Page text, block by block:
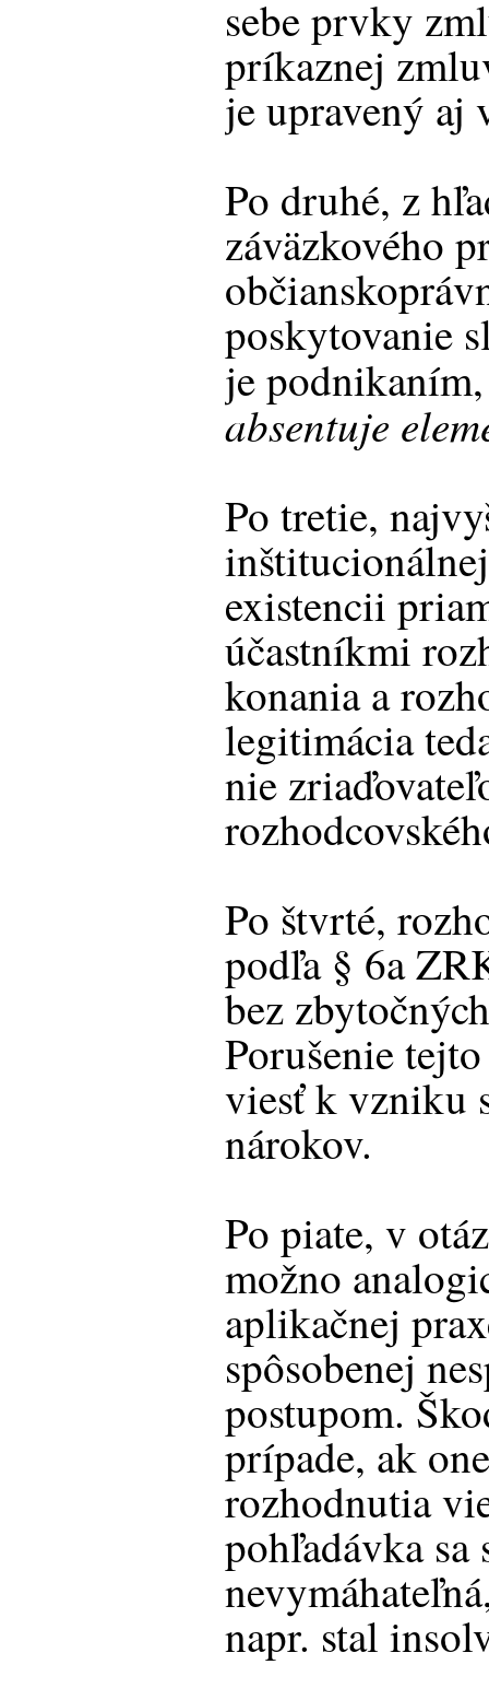
sebe prvky
príkaznej
je upravený aj
Po druhé, z
záväzkového
poskytovanie
je
absentuje
Po tretie,
existencii
účastníkmi
konania a
legitimácia
nie
Po štvrté,
podľa § 6a
bez
Porušenie
viesť k vzniku
nárokov.
Po piate, v
možno
aplikačnej
spôsobenej
postupom.
prípade, ak
rozhodnutia
pohľadávka
napr. stal